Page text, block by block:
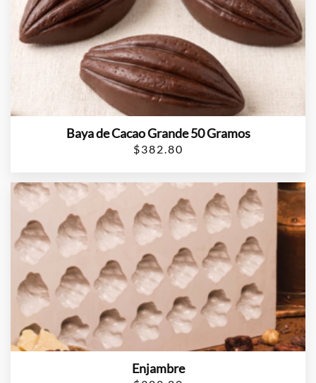
Baya de Cacao Grande 50 Gramos
$382.80
Enjambre